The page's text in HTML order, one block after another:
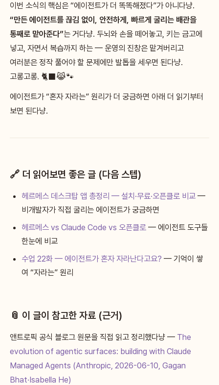
이번 소식의 핵심은 “에이전트가 더 똑똑해졌다”가 아니다냥.
“만든 에이전트를 끊김 없이, 안전하게, 빠르게 굴리는 배관을
통째로 맡아준다”는 거다냥. 두뇌와 손을 떼어놓고, 키는 금고에
넣고, 자면서 복습까지 하는 — 운영의 진창은 맡겨버리고
여러분은 정작 풀어야 할 문제에만 발톱을 세우면 된다냥.
고롱고롱. 🐈‍⬛😹🐾
에이전트가 “혼자 자라는” 원리가 더 궁금하면 아래 더 읽기부터
보면 된다냥.
🔗 더 읽어보면 좋은 글 (다음 스텝)
헤르메스 데스크탑 앱 총정리 — 설치·무료·오픈클로 비교 —
비개발자가 직접 굴리는 에이전트가 궁금하면
헤르메스 vs Claude Code vs 오픈클로 — 에이전트 도구들
한눈에 비교
수업 22화 — 에이전트가 혼자 자라난다고요? — 기억이 쌓
여 “자라는” 원리
📎 이 글이 참고한 자료 (근거)
앤트로픽 공식 블로그 원문을 직접 읽고 정리했다냥 — The
evolution of agentic surfaces: building with Claude
Managed Agents (Anthropic, 2026-06-10, Gagan
Bhat·Isabella He)